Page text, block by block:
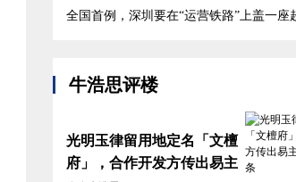
全国首例，深圳要在“运营铁路”上盖一座
牛浩思评楼
光明玉律留用地定名「文檀
府」，合作开发方传出易主